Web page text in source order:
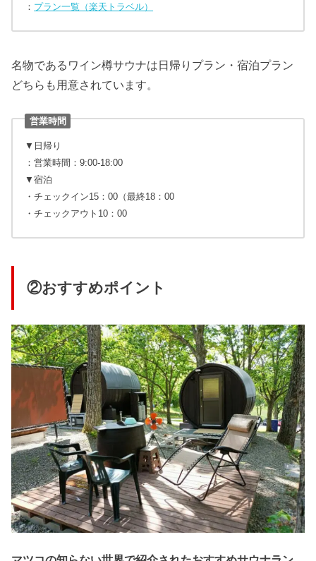
： プラン一覧（楽天トラベル）
名物であるワイン樽サウナは日帰りプラン・宿泊プラン
どちらも用意されています。
営業時間
▼日帰り
：営業時間：9:00-18:00
▼宿泊
・チェックイン15：00（最終18：00
・チェックアウト10：00
②おすすめポイント